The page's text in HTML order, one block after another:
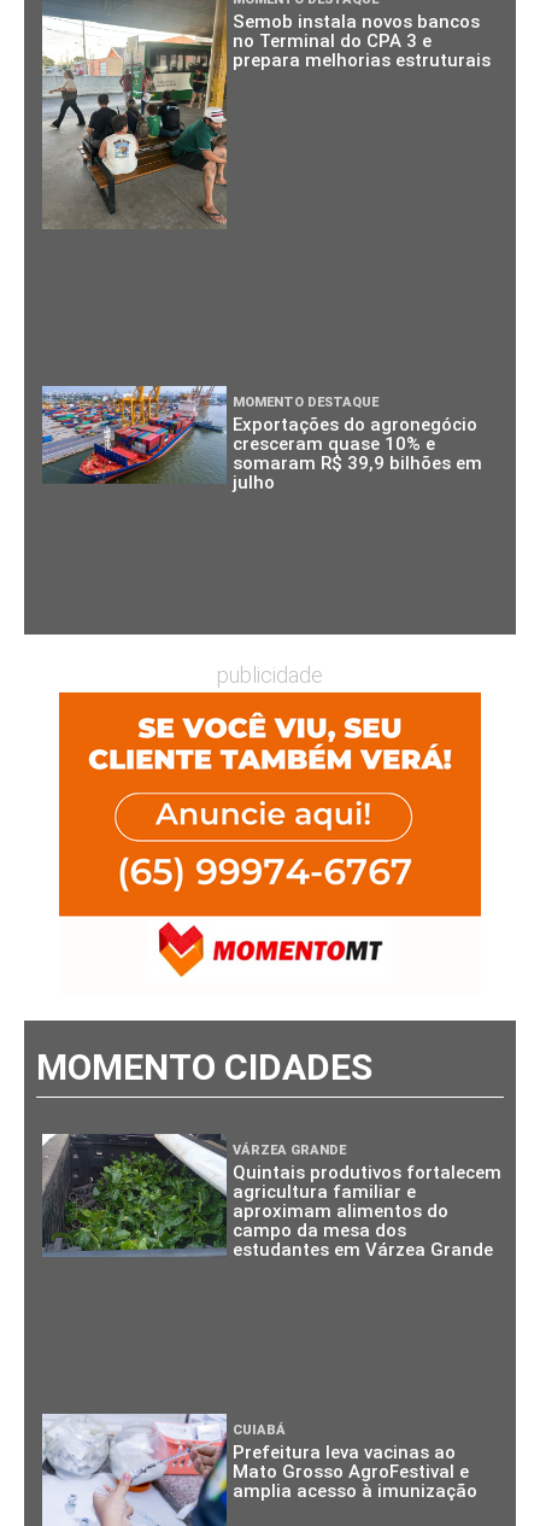
Semob instala novos bancos
no Terminal do CPA 3 e
prepara melhorias estruturais
MOMENTO DESTAQUE
Exportações do agronegócio
cresceram quase 10% e
somaram R$ 39,9 bilhões em
julho
publicidade
MOMENTO CIDADES
VÁRZEA GRANDE
Quintais produtivos fortalecem
agricultura familiar e
aproximam alimentos do
campo da mesa dos
estudantes em Várzea Grande
CUIABÁ
Prefeitura leva vacinas ao
Mato Grosso AgroFestival e
amplia acesso à imunização